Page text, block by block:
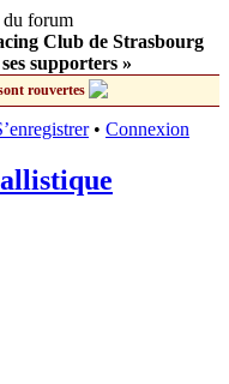
Club de Strasbourg
supporters »
rouvertes
• Connexion